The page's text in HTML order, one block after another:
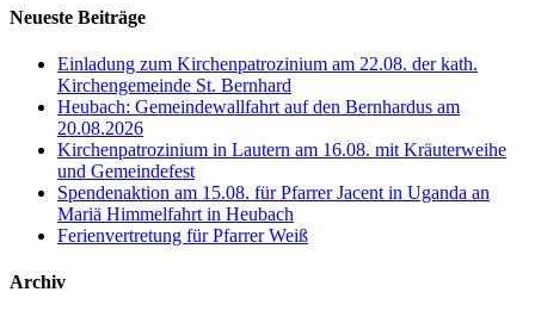
Neueste Beiträge
Einladung zum Kirchenpatrozinium am 22.08. der kath.
Kirchengemeinde St. Bernhard
Heubach: Gemeindewallfahrt auf den Bernhardus am
20.08.2026
Kirchenpatrozinium in Lautern am 16.08. mit Kräuterweihe
und Gemeindefest
Spendenaktion am 15.08. für Pfarrer Jacent in Uganda an
Mariä Himmelfahrt in Heubach
Ferienvertretung für Pfarrer Weiß
Archiv